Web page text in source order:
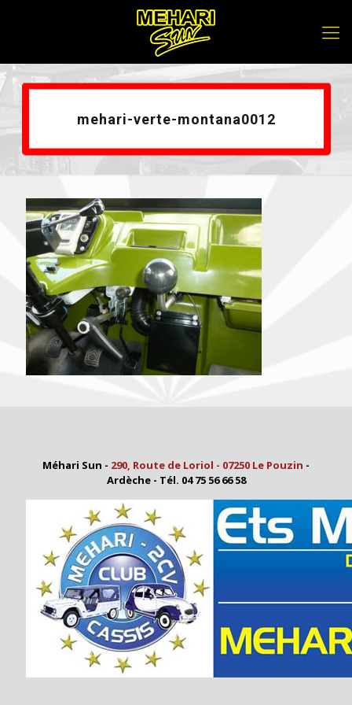
mehari-verte-montana0012
Méhari Sun - 290, Route de Loriol - 07250 Le Pouzin -
Ardèche - Tél. 04 75 56 66 58